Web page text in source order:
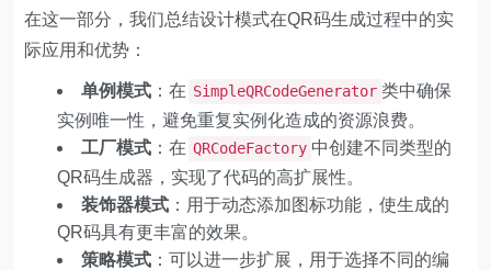
在这一部分，我们总结设计模式在QR码生成过程中的实
际应用和优势：
单例模式 ：在 SimpleQRCodeGenerator 类中确保
实例唯一性，避免重复实例化造成的资源浪费。
工厂模式 ：在 QRCodeFactory 中创建不同类型的
QR码生成器，实现了代码的高扩展性。
装饰器模式 ：用于动态添加图标功能，使生成的
QR码具有更丰富的效果。
策略模式 ：可以进一步扩展，用于选择不同的编